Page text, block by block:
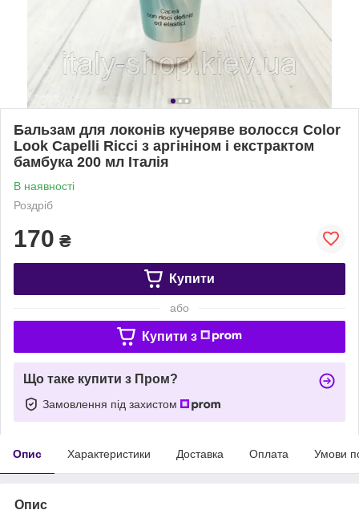
Бальзам для локонів кучеряве волосся Color
Look Capelli Ricci з аргініном і екстрактом
бамбука 200 мл Італія
В наявності
Роздріб
170 ₴
Купити
або
Купити з
Що таке купити з Пром?
Замовлення під захистом
Опис Характеристики Доставка Оплата Умови
Опис